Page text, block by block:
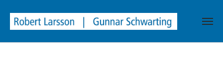
{dataLayer.push(arguments);} gtag('js', new Date());
gtag('config', 'G-L0XBQBETZ5');